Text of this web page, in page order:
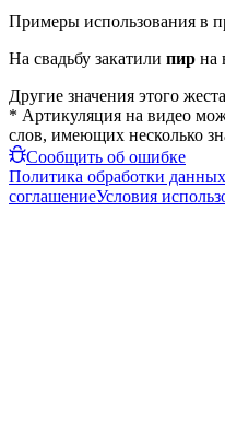
Примеры использования в
На свадьбу закатили пир на
Другие значения этого
* Артикуляция на видео
слов, имеющих несколько
Сообщить об ошибке
Политика обработки данных
соглашениеУсловия